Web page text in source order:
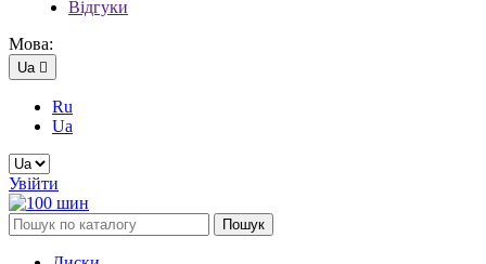
Відгуки
Мова:
Ua 
Ru
Ua
Увійти
Пошук